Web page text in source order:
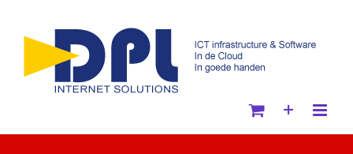
naar